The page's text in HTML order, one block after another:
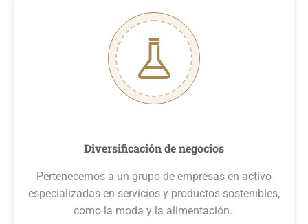
Diversificación de negocios
Pertenecemos a un grupo de empresas en activo
especializadas en servicios y productos sostenibles,
como la moda y la alimentación.